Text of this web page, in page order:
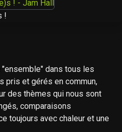
!
dans tous les
pris et gérés en commun,
des thèmes qui nous sont
comparaisons
toujours avec chaleur et une